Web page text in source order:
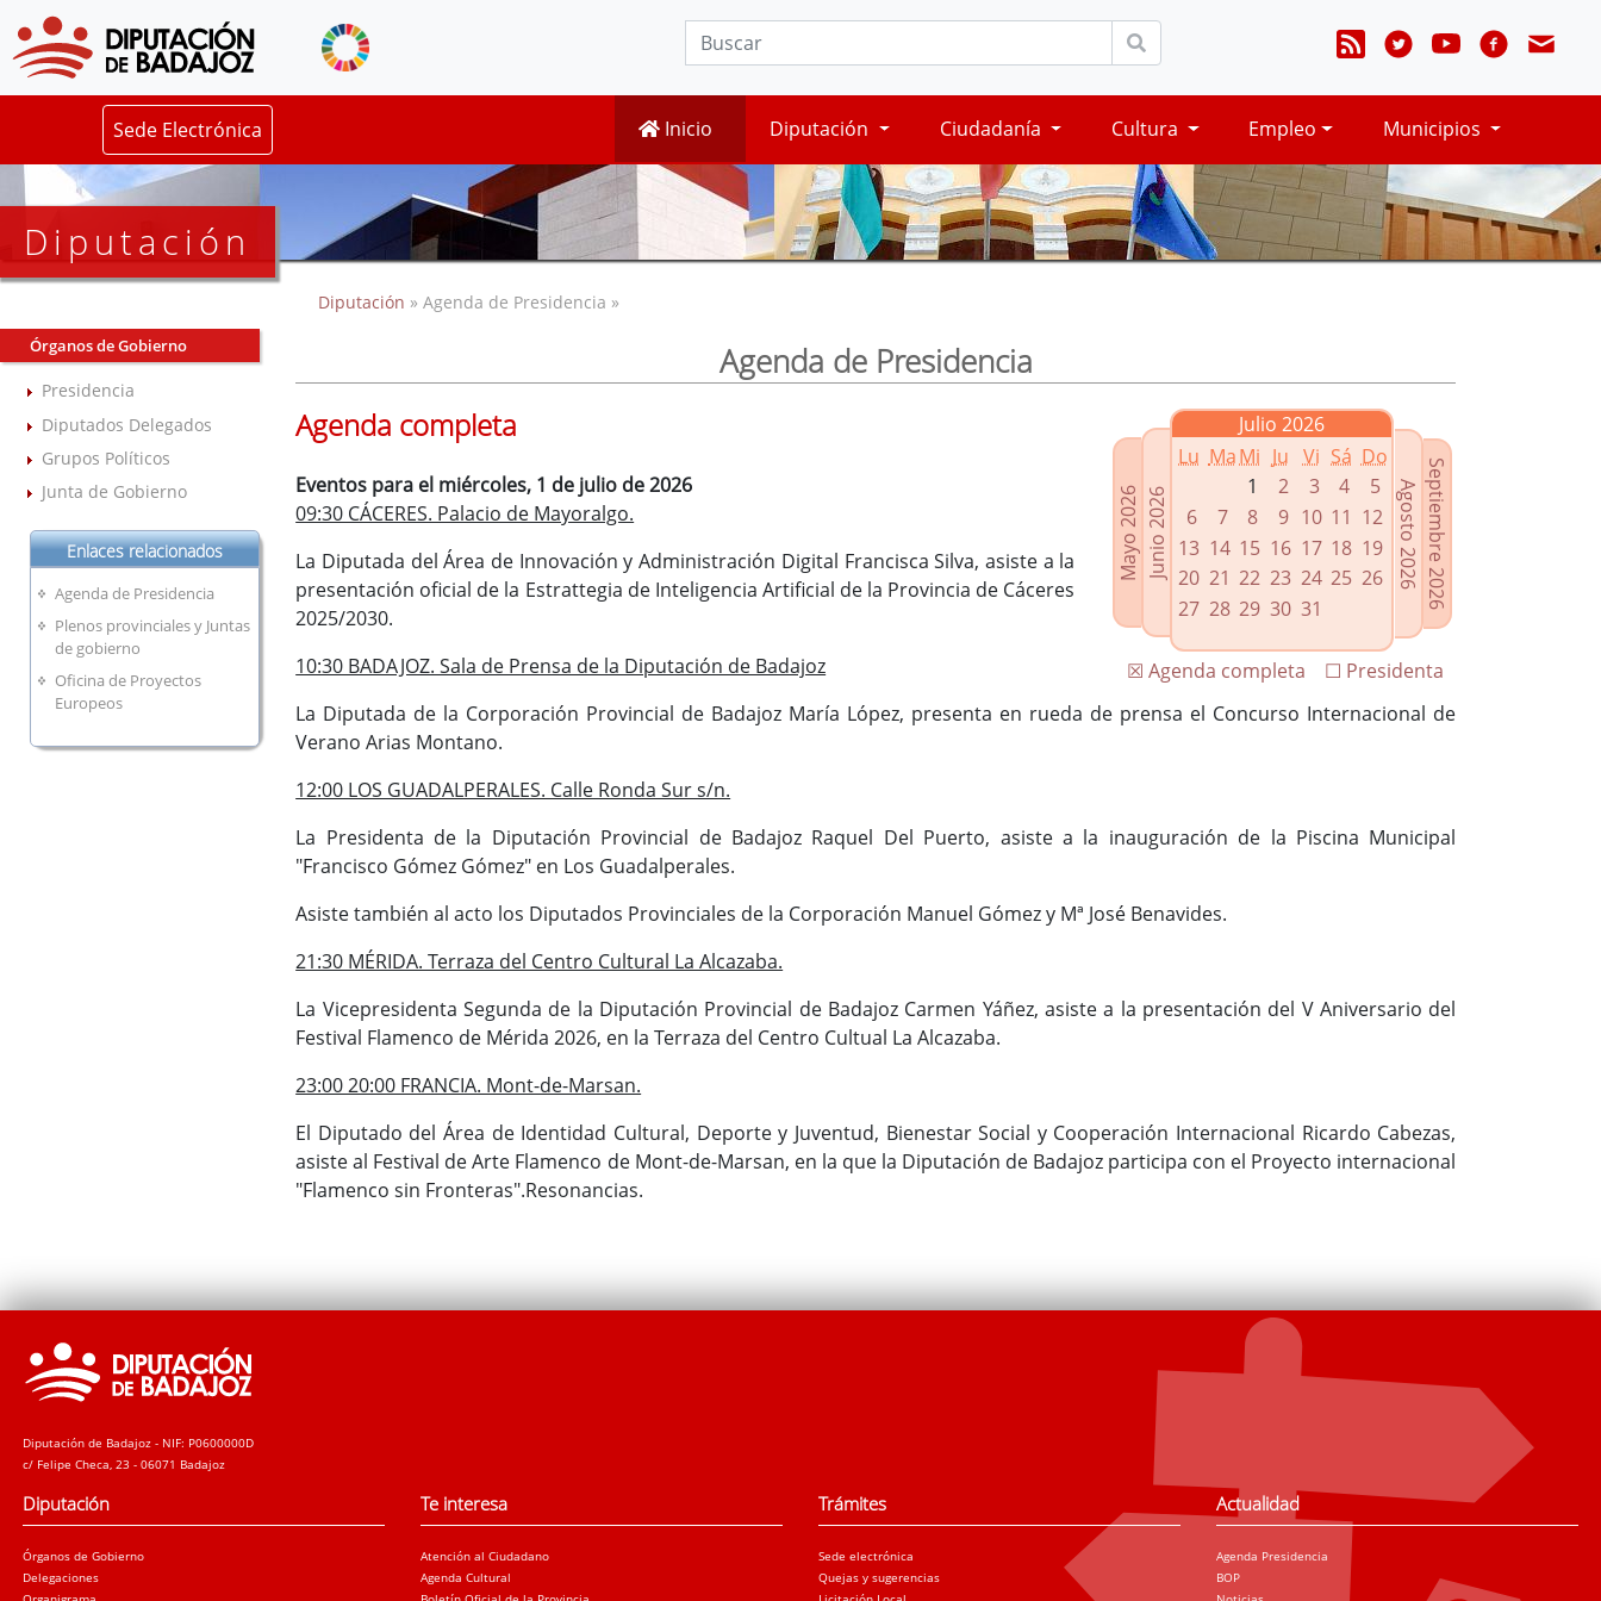
Sede Electrónica Inicio Diputación Ciudadanía Cultura Empleo Municipios
Diputación
Órganos de Gobierno
Presidencia
Diputados Delegados
Grupos Políticos
Junta de Gobierno
Enlaces relacionados
Agenda de Presidencia
Plenos provinciales y Juntas
de gobierno
Oficina de Proyectos
Europeos
Diputación » Agenda de Presidencia »
Agenda de Presidencia
Mayo 2026Junio 2026
Julio 2026
Lu MaMi Ju Vi Sá Do
1
2 3 4
5
6
7 8 9 10 11 12
13 14 15 16 17 18 19
20 21 22 23 24 25 26
27 28 29 30 31 Septiembre 2026
Agosto 2026
☐ Presidenta
☒ Agenda completa
Agenda completa
Eventos para el miércoles, 1 de julio de 2026
09:30 CÁCERES. Palacio de Mayoralgo.
La Diputada del Área de Innovación y Administración Digital Francisca Silva, asiste a la
presentación oficial de la Estrattegia de Inteligencia Artificial de la Provincia de Cáceres
2025/2030.
10:30 BADAJOZ. Sala de Prensa de la Diputación de Badajoz
La Diputada de la Corporación Provincial de Badajoz María López, presenta en rueda de prensa el Concurso Internacional de
Verano Arias Montano.
12:00 LOS GUADALPERALES. Calle Ronda Sur s/n.
La Presidenta de la Diputación Provincial de Badajoz Raquel Del Puerto, asiste a la inauguración de la Piscina Municipal
"Francisco Gómez Gómez" en Los Guadalperales.
Asiste también al acto los Diputados Provinciales de la Corporación Manuel Gómez y Mª José Benavides.
21:30 MÉRIDA. Terraza del Centro Cultural La Alcazaba.
La Vicepresidenta Segunda de la Diputación Provincial de Badajoz Carmen Yáñez, asiste a la presentación del V Aniversario del
Festival Flamenco de Mérida 2026, en la Terraza del Centro Cultual La Alcazaba.
23:00 20:00 FRANCIA. Mont-de-Marsan.
El Diputado del Área de Identidad Cultural, Deporte y Juventud, Bienestar Social y Cooperación Internacional Ricardo Cabezas,
asiste al Festival de Arte Flamenco de Mont-de-Marsan, en la que la Diputación de Badajoz participa con el Proyecto internacional
"Flamenco sin Fronteras".Resonancias.
Diputación de Badajoz - NIF: P0600000D
c/ Felipe Checa, 23 - 06071 Badajoz
Diputación
Órganos de Gobierno
Delegaciones
Te interesa
Atención al Ciudadano
Agenda Cultural
Trámites
Sede electrónica
Quejas y sugerencias
Actualidad
Agenda Presidencia
BOP